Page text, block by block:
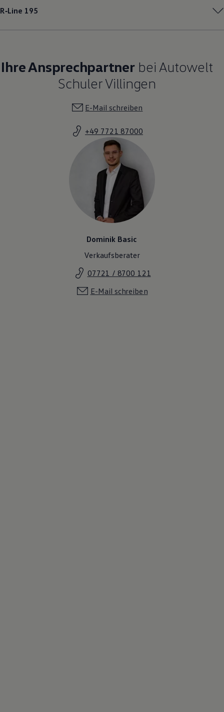
R‑Line 195
Ihre Ansprechpartnerbei Autowelt
Schuler Villingen
E-Mail schreiben
+49 7721 87000
Dominik Basic
Verkaufsberater
07721 / 8700 121
E-Mail schreiben